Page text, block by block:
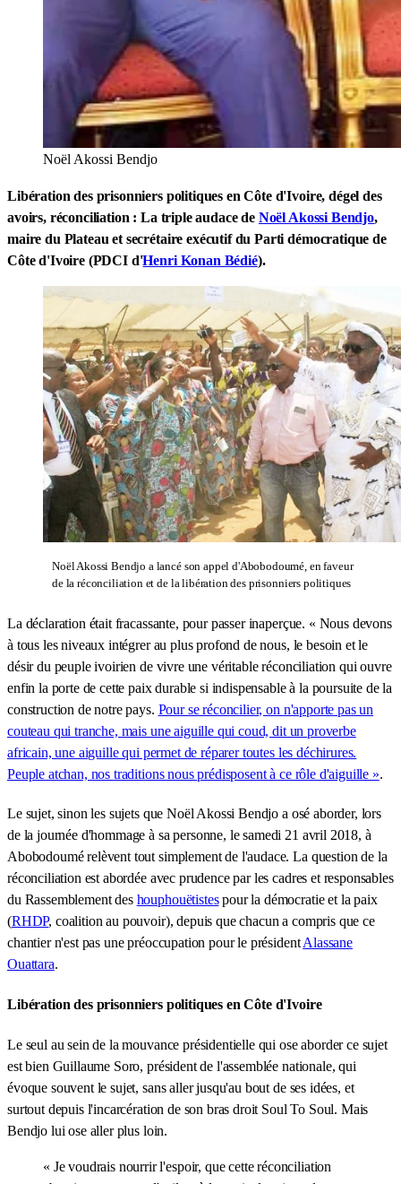
Noël Akossi Bendjo
Libération des prisonniers politiques en Côte d'Ivoire, dégel des
avoirs, réconciliation : La triple audace de Noël Akossi Bendjo,
maire du Plateau et secrétaire exécutif du Parti démocratique de
Côte d'Ivoire (PDCI d'Henri Konan Bédié).
Noël Akossi Bendjo a lancé son appel d'Abobodoumé, en faveur
de la réconciliation et de la libération des prisonniers politiques
La déclaration était fracassante, pour passer inaperçue. « Nous devons
à tous les niveaux intégrer au plus profond de nous, le besoin et le
désir du peuple ivoirien de vivre une véritable réconciliation qui ouvre
enfin la porte de cette paix durable si indispensable à la poursuite de la
construction de notre pays. Pour se réconcilier, on n'apporte pas un
couteau qui tranche, mais une aiguille qui coud, dit un proverbe
africain, une aiguille qui permet de réparer toutes les déchirures.
Peuple atchan, nos traditions nous prédisposent à ce rôle d'aiguille ».
Le sujet, sinon les sujets que Noël Akossi Bendjo a osé aborder, lors
de la journée d'hommage à sa personne, le samedi 21 avril 2018, à
Abobodoumé relèvent tout simplement de l'audace. La question de la
réconciliation est abordée avec prudence par les cadres et responsables
du Rassemblement des houphouëtistespour la démocratie et la paix
(RHDP, coalition au pouvoir), depuis que chacun a compris que ce
chantier n'est pas une préoccupation pour le présidentAlassane
Ouattara.
Libération des prisonniers politiques en Côte d'Ivoire
Le seul au sein de la mouvance présidentielle qui ose aborder ce sujet
est bien Guillaume Soro, président de l'assemblée nationale, qui
évoque souvent le sujet, sans aller jusqu'au bout de ses idées, et
surtout depuis l'incarcération de son bras droit Soul To Soul. Mais
Bendjo lui ose aller plus loin.
« Je voudrais nourrir l'espoir, que cette réconciliation